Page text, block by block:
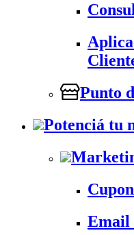
Punto
Potenciá tu
Email